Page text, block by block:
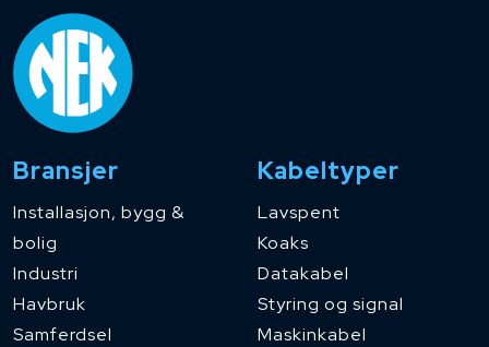
Bransjer
Installasjon, bygg &
bolig
Industri
Havbruk
Samferdsel
Kabeltyper
Lavspent
Koaks
Datakabel
Styring og signal
Maskinkabel